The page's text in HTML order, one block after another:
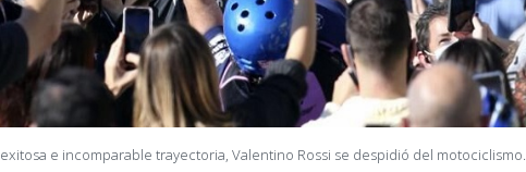
e incomparable trayectoria, Valentino Rossi se despidió del motociclismo.